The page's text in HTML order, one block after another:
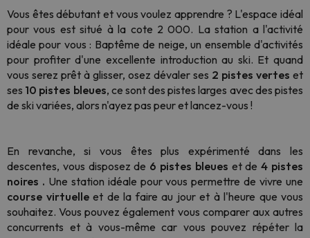
Vous êtes débutant et vous voulez apprendre ? L'espace idéal
pour vous est situé à la cote 2 000. La station a l'activité
idéale pour vous : Baptême de neige, un ensemble d'activités
pour profiter d'une excellente introduction au ski. Et quand
vous serez prêt à glisser, osez dévaler ses 2 pistes vertes et
ses 10 pistes bleues, ce sont des pistes larges avec des pistes
de ski variées, alors n'ayez pas peur et lancez-vous !
En revanche, si vous êtes plus expérimenté dans les
descentes, vous disposez de 6 pistes bleues et de4 pistes
noires . Une station idéale pour vous permettre de vivre une
course virtuelleet de la faire au jour et à l'heure que vous
souhaitez. Vous pouvez également vous comparer aux autres
concurrents et à vous-même car vous pouvez répéter la